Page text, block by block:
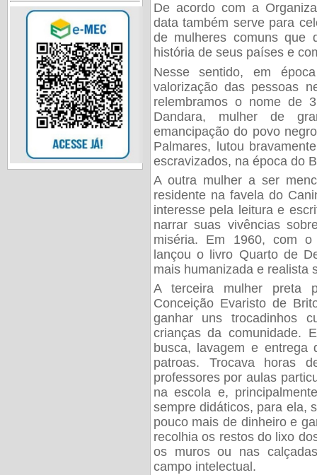
De acordo com a
data também serve para
de mulheres comuns que
história de seus países e
Nesse sentido, em
valorização das pessoas
relembramos o nome de
Dandara, mulher de
emancipação do povo
Palmares, lutou
escravizados, na época do
A outra mulher a ser
residente na favela do
interesse pela leitura e
narrar suas vivências
miséria. Em 1960, com
lançou o livro Quarto de
mais humanizada e realista
A terceira mulher preta
Conceição Evaristo de
ganhar uns trocadinhos
crianças da comunidade.
busca, lavagem e
patroas. Trocava horas
professores por aulas
na escola e,
sempre didáticos, para ela,
pouco mais de dinheiro e
recolhia os restos do lixo
os muros ou nas
campo intelectual.